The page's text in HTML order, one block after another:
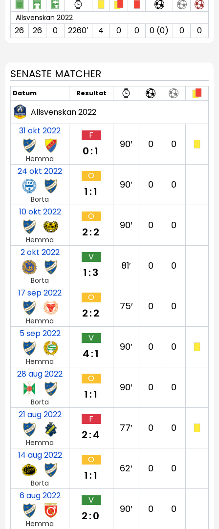
Allsvenskan 2022
26 26 0 2260′ 4 0 0 0 (0) 0 0
SENASTE MATCHER
Datum Resultat
Allsvenskan 2022
31 okt 2022
Hemma
F
0:1
90′ 0 0
24 okt 2022
Borta
O
1:1
90′ 0 0
10 okt 2022
Hemma
O
2:2
90′ 0 0
2 okt 2022
Borta
V
1:3
81′ 0 0
17 sep 2022
Hemma
O
2:2
75′ 0 0
5 sep 2022
Hemma
V
4:1
90′ 0 0
28 aug 2022
Borta
O
1:1
90′ 0 0
21 aug 2022
Hemma
F
2:4
77′ 0 0
14 aug 2022
Borta
O
1:1
62′ 0 0
6 aug 2022
Hemma
V
2:0
90′ 0 0